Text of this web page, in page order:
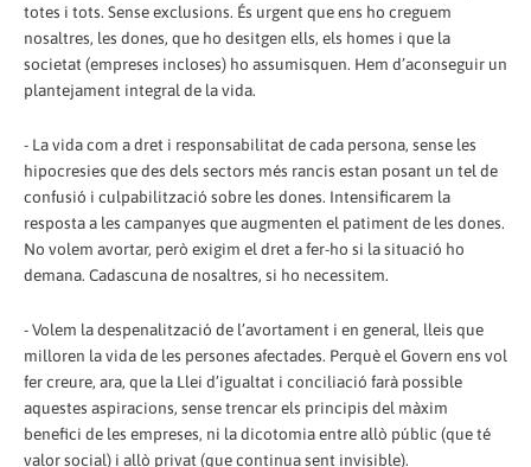
totes i tots. Sense exclusions. És urgent que ens ho creguem
nosaltres, les dones, que ho desitgen ells, els homes i que la
societat (empreses incloses) ho assumisquen. Hem d’aconseguir un
plantejament integral de la vida.
- La vida com a dret i responsabilitat de cada persona, sense les
hipocresies que des dels sectors més rancis estan posant un tel de
confusió i culpabilització sobre les dones. Intensificarem la
resposta a les campanyes que augmenten el patiment de les dones.
No volem avortar, però exigim el dret a fer-ho si la situació ho
demana. Cadascuna de nosaltres, si ho necessitem.
- Volem la despenalització de l’avortament i en general, lleis que
milloren la vida de les persones afectades. Perquè el Govern ens vol
fer creure, ara, que la Llei d’igualtat i conciliació farà possible
aquestes aspiracions, sense trencar els principis del màxim
benefici de les empreses, ni la dicotomia entre allò públic (que té
valor social) i allò privat (que continua sent invisible).